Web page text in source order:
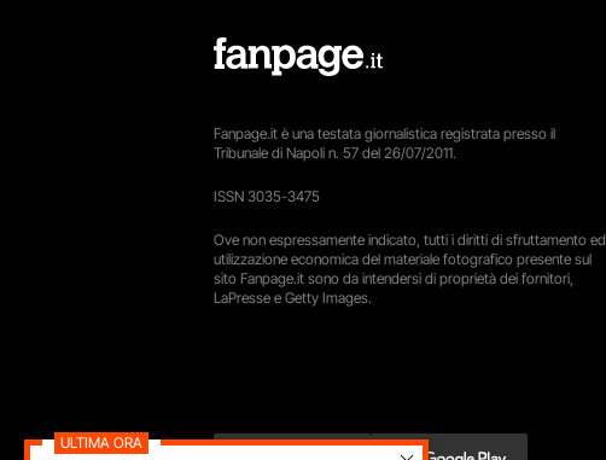
Fanpage.it è una testata giornalistica registrata presso il
Tribunale di Napoli n. 57 del 26/07/2011.
ISSN 3035-3475
Ove non espressamente indicato, tutti i diritti di sfruttamento ed
utilizzazione economica del materiale fotografico presente sul
sito Fanpage.it sono da intendersi di proprietà dei fornitori,
LaPresse e Getty Images.